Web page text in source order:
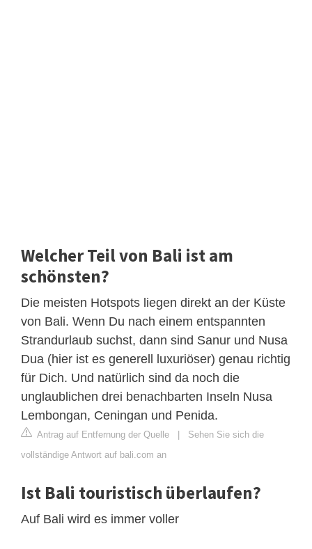
Welcher Teil von Bali ist am
schönsten?
Die meisten Hotspots liegen direkt an der Küste
von Bali. Wenn Du nach einem entspannten
Strandurlaub suchst, dann sind Sanur und Nusa
Dua (hier ist es generell luxuriöser) genau richtig
für Dich. Und natürlich sind da noch die
unglaublichen drei benachbarten Inseln Nusa
Lembongan, Ceningan und Penida.
Antrag auf Entfernung der Quelle
Sehen Sie sich die
vollständige Antwort auf bali.com an
Ist Bali touristisch überlaufen?
Auf Bali wird es immer voller